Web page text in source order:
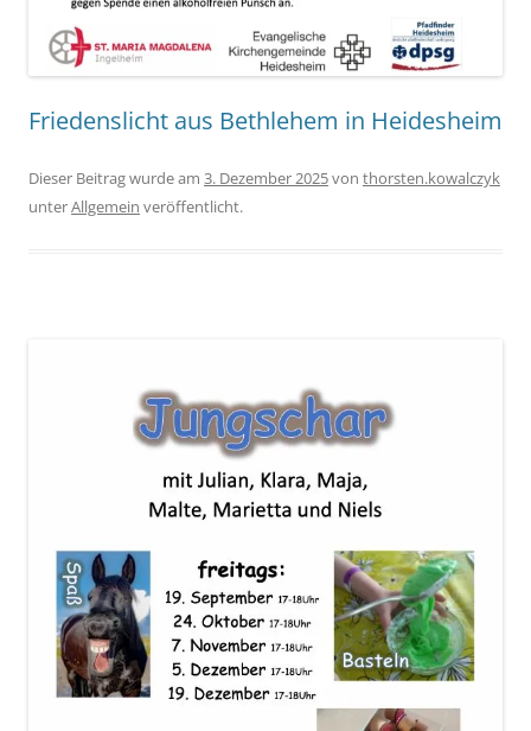
Friedenslicht aus Bethlehem in Heidesheim
Dieser Beitrag wurde am 3. Dezember 2025von thorsten.kowalczyk
unterAllgemein veröffentlicht.